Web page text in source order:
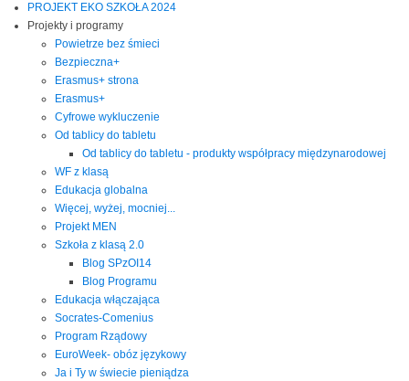
PROJEKT EKO SZKOŁA 2024
Projekty i programy
Powietrze bez śmieci
Bezpieczna+
Erasmus+ strona
Erasmus+
Cyfrowe wykluczenie
Od tablicy do tabletu
Od tablicy do tabletu - produkty współpracy międzynarodowej
WF z klasą
Edukacja globalna
Więcej, wyżej, mocniej...
Projekt MEN
Szkoła z klasą 2.0
Blog SPzOI14
Blog Programu
Edukacja włączająca
Socrates-Comenius
Program Rządowy
EuroWeek- obóz językowy
Ja i Ty w świecie pieniądza